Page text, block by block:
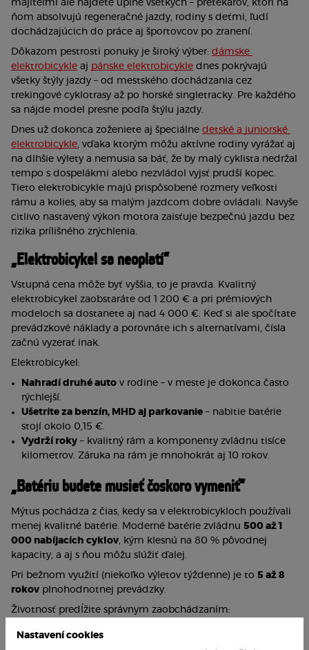
majiteľmi ale nájdete úplne všetkých – pretekárov, ktorí na
ňom absolvujú regeneračné jazdy, rodiny s deťmi, ľudí
dochádzajúcich do práce aj športovcov po zranení.
Dôkazom pestrosti ponuky je široký výber: dámske
elektrobicykle aj pánske elektrobicykle dnes pokrývajú
všetky štýly jazdy – od mestského dochádzania cez
trekingové cyklotrasy až po horské singletracky. Pre každého
sa nájde model presne podľa štýlu jazdy.
Dnes už dokonca zoženiete aj špeciálne detské a juniorské
elektrobicykle, vďaka ktorým môžu aktívne rodiny vyrážať aj
na dlhšie výlety a nemusia sa báť, že by malý cyklista nedržal
tempo s dospelákmi alebo nezvládol vyjsť prudší kopec.
Tieto elektrobicykle majú prispôsobené rozmery veľkosti
rámu a kolies, aby sa malým jazdcom dobre ovládali. Navyše
citlivo nastavený výkon motora zaisťuje bezpečnú jazdu bez
rizika prílišného zrýchlenia.
„Elektrobicykel sa neoplatí“
Vstupná cena môže byť vyššia, to je pravda. Kvalitný
elektrobicykel zaobstaráte od 1 200 € a pri prémiových
modeloch sa dostanete aj nad 4 000 €. Keď si ale spočítate
prevádzkové náklady a porovnáte ich s alternatívami, čísla
začnú vyzerať inak.
Elektrobicykel:
Nahradí druhé auto v rodine – v meste je dokonca často
rýchlejší.
Ušetríte za benzín, MHD aj parkovanie – nabitie batérie
stojí okolo 0,15 €.
Vydrží roky – kvalitný rám a komponenty zvládnu tisíce
kilometrov. Záruka na rám je mnohokrát aj 10 rokov.
„Batériu budete musieť čoskoro vymeniť“
Mýtus pochádza z čias, kedy sa v elektrobicykloch používali
menej kvalitné batérie. Moderné batérie zvládnu 500 až 1
000 nabíjacích cyklov, kým klesnú na 80 % pôvodnej
kapacity, a aj s ňou môžu slúžiť ďalej.
Pri bežnom využití (niekoľko výletov týždenne) je to 5 až 8
rokov plnohodnotnej prevádzky.
Životnosť predĺžite správnym zaobchádzaním:
Skladujte batériu v suchu a teple
Nastavení cookies